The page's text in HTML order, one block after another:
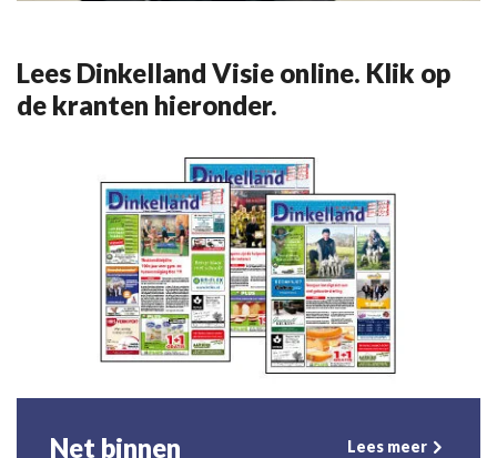
Lees Dinkelland Visie online. Klik op
de kranten hieronder.
Net binnen Lees meer